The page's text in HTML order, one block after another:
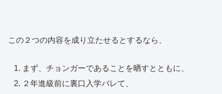
この２つの内容を成り立たせるとするなら、
まず、チョンガーであることを晒すとともに、
２年進級前に裏口入学バレて、